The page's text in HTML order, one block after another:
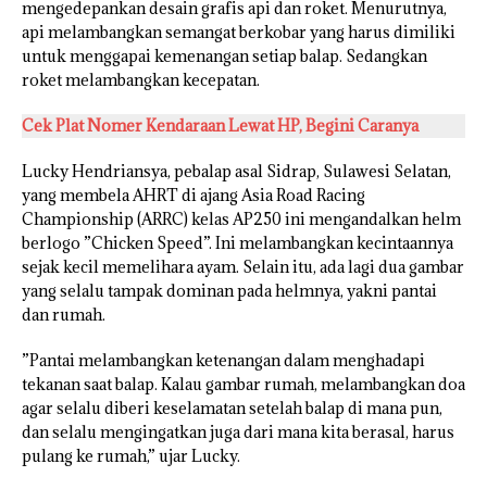
mengedepankan desain grafis api dan roket. Menurutnya,
api melambangkan semangat berkobar yang harus dimiliki
untuk menggapai kemenangan setiap balap. Sedangkan
roket melambangkan kecepatan.
Cek Plat Nomer Kendaraan Lewat HP, Begini Caranya
Lucky Hendriansya, pebalap asal Sidrap, Sulawesi Selatan,
yang membela AHRT di ajang Asia Road Racing
Championship (ARRC) kelas AP250 ini mengandalkan helm
berlogo ”Chicken Speed”. Ini melambangkan kecintaannya
sejak kecil memelihara ayam. Selain itu, ada lagi dua gambar
yang selalu tampak dominan pada helmnya, yakni pantai
dan rumah.
”Pantai melambangkan ketenangan dalam menghadapi
tekanan saat balap. Kalau gambar rumah, melambangkan doa
agar selalu diberi keselamatan setelah balap di mana pun,
dan selalu mengingatkan juga dari mana kita berasal, harus
pulang ke rumah,” ujar Lucky.